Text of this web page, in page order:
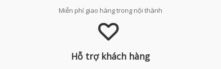
Miễn phí giao hàng trong nội thành
Hỗ trợ khách hàng